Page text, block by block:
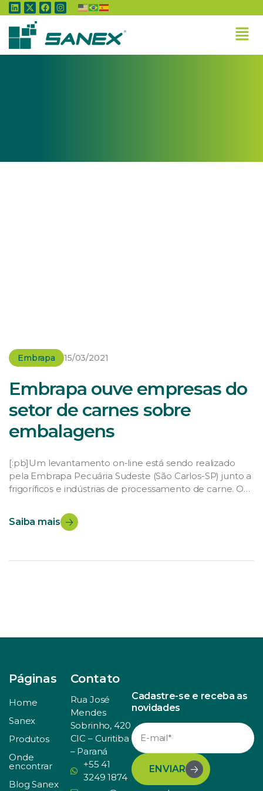
Tag:Embalagens
Embrapa 15/03/2021
Embrapa ouve empresas do
setor de carnes sobre
embalagens
[:pb]Um levantamento on-line está sendo realizado
pela Embrapa Pecuária Sudeste (São Carlos-SP) junto a
frigoríficos e indústrias de processamento de carne. O
no setor de carne bovina in natura e de derivados, em
especial, relacionada a embalagens e revestimentos.
Saiba mais
Páginas
Home
Sanex
Produtos
Onde
encontrar
Blog Sanex
Contato
Rua José
Mendes
Sobrinho, 420
CIC – Curitiba
– Paraná
+55 41
3249 1874
Cadastre-se e receba as
novidades
ENVIAR